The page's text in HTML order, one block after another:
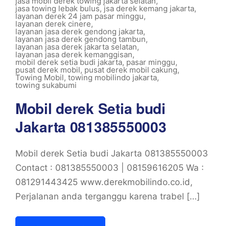
jasa towing lebak bulus,jsa derek kemang jakarta,
layanan derek 24 jam pasar minggu,
layanan derek cinere,
layanan jasa derek gendong jakarta,
layanan jasa derek gendong tambun,
layanan jasa derek jakarta selatan,
layanan jasa derek kemanggisan,
mobil derek setia budi jakarta, pasar minggu,
pusat derek mobil, pusat derek mobil cakung,
Towing Mobil, towing mobilindo jakarta,
towing sukabumi
Mobil derek Setia budi
Jakarta 081385550003
Mobil derek Setia budi Jakarta 081385550003
Contact : 081385550003 | 08159616205 Wa :
081291443425 www.derekmobilindo.co.id,
Perjalanan anda terganggu karena trabel […]